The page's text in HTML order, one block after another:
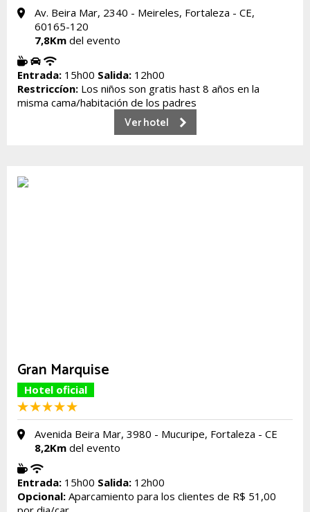
Av. Beira Mar, 2340 - Meireles, Fortaleza - CE,
60165-120
7,8Km del evento
Entrada: 15h00 Salida: 12h00
Restriccíon: Los niños son gratis hast 8 años en la
misma cama/habitación de los padres
Ver hotel
Gran Marquise
Hotel oficial
Avenida Beira Mar, 3980 - Mucuripe, Fortaleza - CE
8,2Km del evento
Entrada: 15h00 Salida: 12h00
Opcional: Aparcamiento para los clientes de R$ 51,00